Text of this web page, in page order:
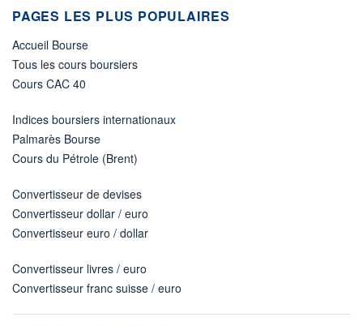
PAGES LES PLUS POPULAIRES
Accueil Bourse
Tous les cours boursiers
Cours CAC 40
Indices boursiers internationaux
Palmarès Bourse
Cours du Pétrole (Brent)
Convertisseur de devises
Convertisseur dollar / euro
Convertisseur euro / dollar
Convertisseur livres / euro
Convertisseur franc suisse / euro